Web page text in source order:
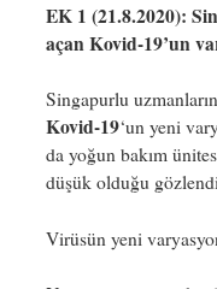
EK 1 (21.8.2020):
açan Kovid-19’un
Singapurlu
Kovid-19‘un yeni
da yoğun bakım
düşük olduğu
Virüsün yeni